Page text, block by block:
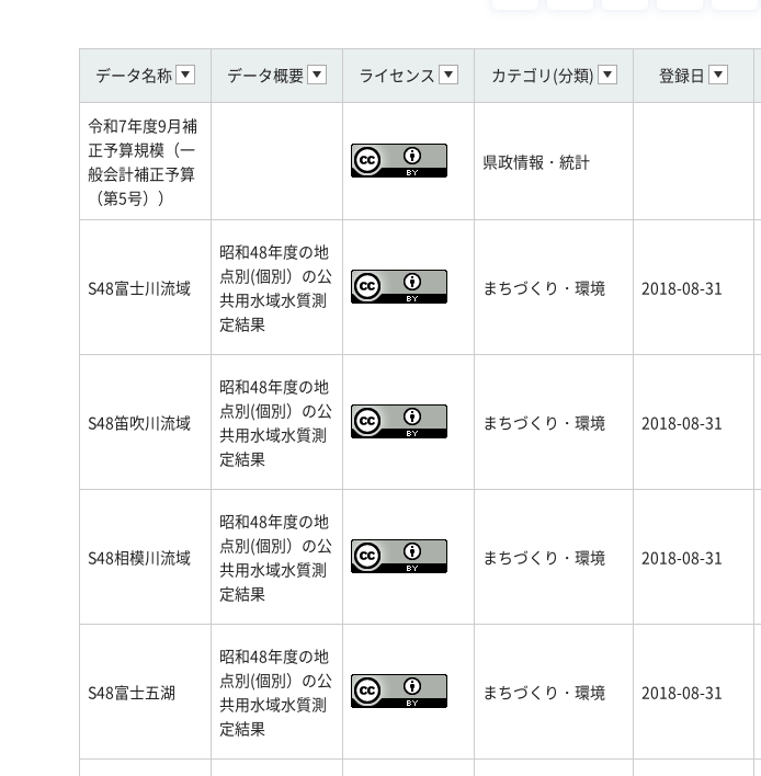
データ名称 データ概要 ライセンス カテゴリ(分類) 登録日
令和7年度9月補
正予算規模（一
般会計補正予算
（第5号））
県政情報・統計
S48富士川流域
昭和48年度の地
点別(個別）の公
共用水域水質測
定結果
まちづくり・環境 2018-08-31
S48笛吹川流域
昭和48年度の地
点別(個別）の公
共用水域水質測
定結果
まちづくり・環境 2018-08-31
S48相模川流域
昭和48年度の地
点別(個別）の公
共用水域水質測
定結果
まちづくり・環境 2018-08-31
S48富士五湖
昭和48年度の地
点別(個別）の公
共用水域水質測
定結果
まちづくり・環境 2018-08-31